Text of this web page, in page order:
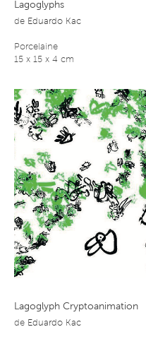
Lagoglyphs
de Eduardo Kac
Porcelaine
15 x 15 x 4 cm
Lagoglyph Cryptoanimation
de Eduardo Kac